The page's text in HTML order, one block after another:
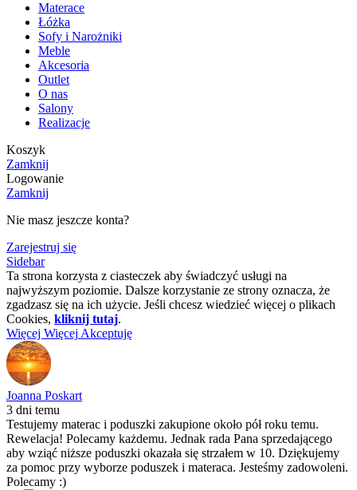
Materace
Łóżka
Sofy i Narożniki
Meble
Akcesoria
Outlet
O nas
Salony
Realizacje
Koszyk
Zamknij
Logowanie
Zamknij
Nie masz jeszcze konta?
Zarejestruj się
Sidebar
Ta strona korzysta z ciasteczek aby świadczyć usługi na
najwyższym poziomie. Dalsze korzystanie ze strony oznacza, że
zgadzasz się na ich użycie. Jeśli chcesz wiedzieć więcej o plikach
Cookies, kliknij tutaj.
Więcej Więcej Akceptuję
Joanna Poskart
3 dni temu
Testujemy materac i poduszki zakupione około pół roku temu.
Rewelacja! Polecamy każdemu. Jednak rada Pana sprzedającego
aby wziąć niższe poduszki okazała się strzałem w 10. Dziękujemy
za pomoc przy wyborze poduszek i materaca. Jesteśmy zadowoleni.
Polecamy :)